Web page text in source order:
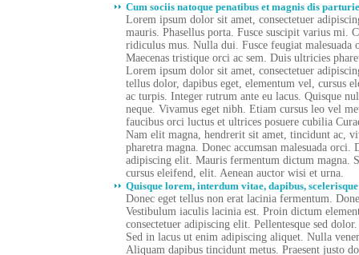
Cum sociis natoque penatibus et magnis dis
Lorem ipsum dolor sit amet, consectetuer
mauris. Phasellus porta. Fusce suscipit varius mi.
ridiculus mus. Nulla dui. Fusce feugiat
Maecenas tristique orci ac sem. Duis ultricies
Lorem ipsum dolor sit amet, consectetuer
tellus dolor, dapibus eget, elementum vel, cursus
ac turpis. Integer rutrum ante eu lacus. Quisque
neque. Vivamus eget nibh. Etiam cursus leo vel
faucibus orci luctus et ultrices posuere cubilia
Nam elit magna, hendrerit sit amet, tincidunt ac,
pharetra magna. Donec accumsan malesuada
adipiscing elit. Mauris fermentum dictum magna.
cursus eleifend, elit. Aenean auctor wisi et urna.
Quisque lorem, interdum vitae, dapibus, scelerisque
Donec eget tellus non erat lacinia fermentum.
Vestibulum iaculis lacinia est. Proin dictum
consectetuer adipiscing elit. Pellentesque sed
Sed in lacus ut enim adipiscing aliquet. Nulla
Aliquam dapibus tincidunt metus. Praesent justo